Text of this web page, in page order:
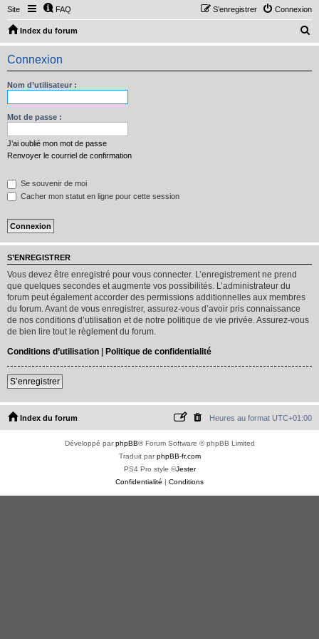
Site FAQ Connexion
S’enregistrer
Index du forum
e
Connexion
Nom d’utilisateur :
Mot de passe :
J’ai oublié mon mot de passe
Renvoyer le courriel de confirmation
Se souvenir de moi
Cacher mon statut en ligne pour cette session
S’ENREGISTRER
Vous devez être enregistré pour vous connecter. L’enregistrement ne prend
que quelques secondes et augmente vos possibilités. L’administrateur du
forum peut également accorder des permissions additionnelles aux membres
du forum. Avant de vous enregistrer, assurez-vous d’avoir pris connaissance
de nos conditions d’utilisation et de notre politique de vie privée. Assurez-vous
de bien lire tout le règlement du forum.
Conditions d’utilisation | Politique de confidentialité
S’enregistrer
Index du forum Heures au format UTC+01:00
Développé parphpBB® Forum Software © phpBB Limited
Traduit parphpBB-fr.com
PS4 Pro style ©Jester
Confidentialité | Conditions